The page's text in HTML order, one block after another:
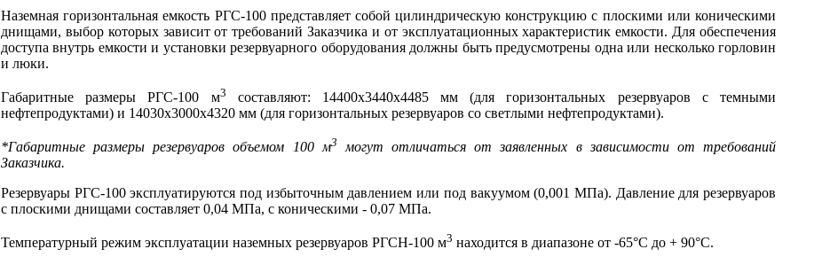
Наземная горизонтальная емкость РГС-100 представляет собой цилиндрическую конструкцию с плоскими или коническими
днищами, выбор которых зависит от требований Заказчика и от эксплуатационных характеристик емкости. Для обеспечения
доступа внутрь емкости и установки резервуарного оборудования должны быть предусмотрены одна или несколько горловин
и люки.
Габаритные размеры РГС-100 м3
составляют: 14400х3440х4485 мм (для горизонтальных резервуаров с темными
нефтепродуктами) и 14030х3000х4320 мм (для горизонтальных резервуаров со светлыми нефтепродуктами).
*Габаритные размеры резервуаров объемом 100 м3
могут отличаться от заявленных в зависимости от требований
Заказчика.
Резервуары РГС-100 эксплуатируются под избыточным давлением или под вакуумом (0,001 МПа). Давление для резервуаров
с плоскими днищами составляет 0,04 МПа, с коническими - 0,07 МПа.
Температурный режим эксплуатации наземных резервуаров РГСН-100 м3 находится в диапазоне от -65°С до + 90°С.